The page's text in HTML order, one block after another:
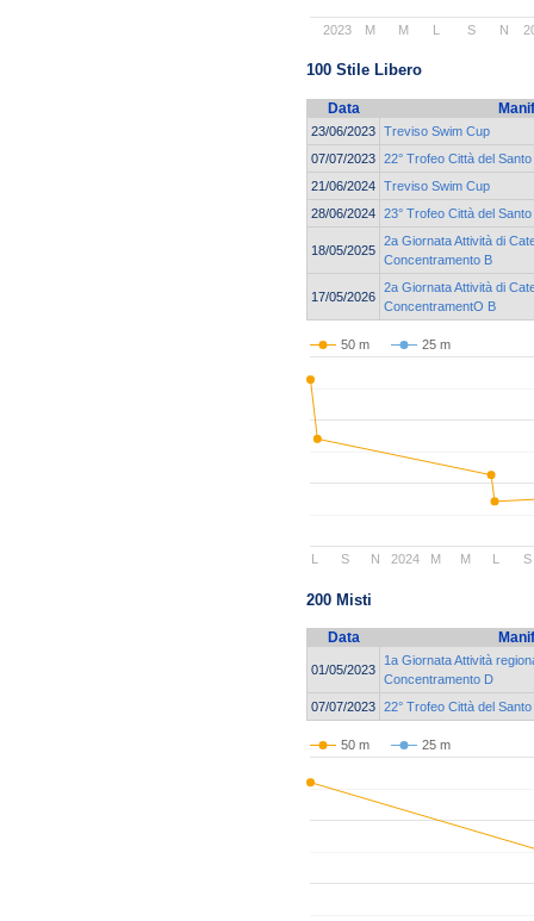
2023 M M L S N
100 Stile Libero
Data
23/06/2023 Treviso Swim Cup
07/07/2023 22° Trofeo Città del Santo
21/06/2024 Treviso Swim Cup
28/06/2024 23° Trofeo Città del Santo
18/05/2025
2a Giornata Attività di
Concentramento B
17/05/2026
2a Giornata Attività di
ConcentramentO B
50 m 25 m
2024
L S N M M L S
200 Misti
Data
01/05/2023
1a Giornata Attività
Concentramento D
07/07/2023 22° Trofeo Città del Santo
50 m 25 m